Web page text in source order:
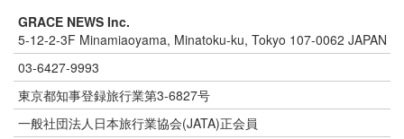
GRACE NEWS Inc.
5-12-2-3F Minamiaoyama, Minatoku-ku, Tokyo 107-0062 JAPAN
03-6427-9993
東京都知事登録旅行業第3-6827号
一般社団法人日本旅行業協会(JATA)正会員